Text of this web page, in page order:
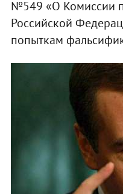
№549 «О Комиссии
Российской
попыткам